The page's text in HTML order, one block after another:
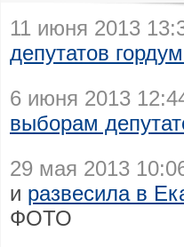
11 июня 2013
депутатов
6 июня 2013
выборам
29 мая 2013
и развесила в
ФОТО